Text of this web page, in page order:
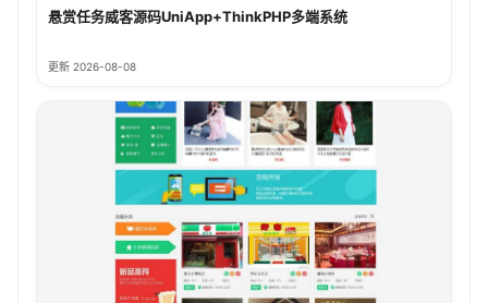
悬赏任务威客源码UniApp+ThinkPHP多端系统
更新 2026-08-08